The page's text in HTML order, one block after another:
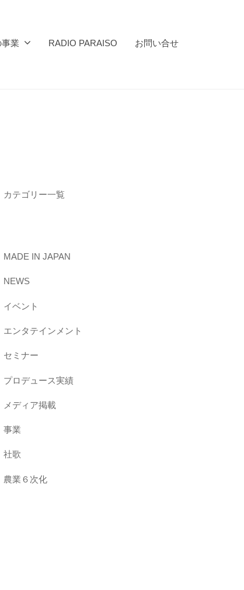
業 RADIO PARAISO お問い合せ
カテゴリー一覧
MADE IN JAPAN
NEWS
イベント
エンタテインメント
セミナー
プロデュース実績
メディア掲載
事業
社歌
農業６次化